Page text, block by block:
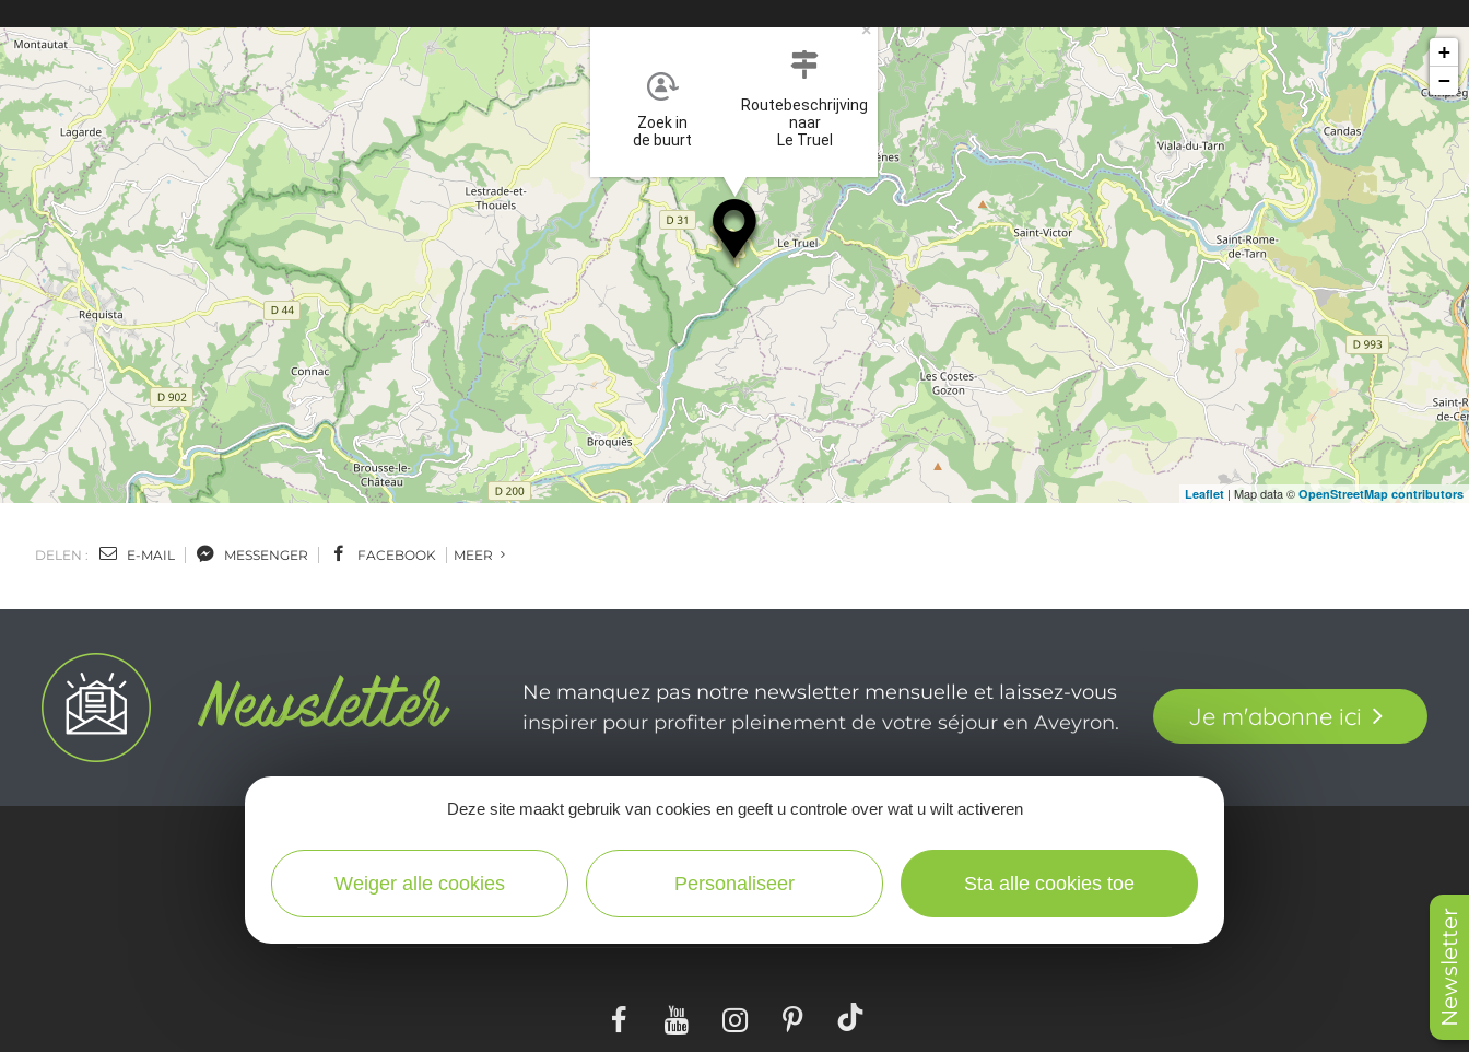
Newsletter
Zoek in
de buurt
Routebeschrijving
naar
Le Truel
×
+
−
Leaflet | Map data © OpenStreetMap contributors
DELEN : E-MAIL MESSENGER FACEBOOK MEER
Ne manquez pas notre newsletter mensuelle et laissez-vous
inspirer pour profiter pleinement de votre séjour en Aveyron.
Je m'abonne ici
kaart
Praktische
in beeld
Deze site maakt gebruik van cookies en geeft u controle over wat u wilt activeren
Weiger alle cookies Personaliseer Sta alle cookies toe